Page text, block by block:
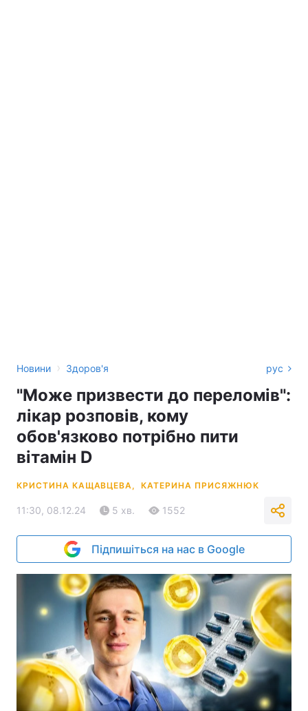
Новини › Здоров'я рус
"Може призвести до переломів":
лікар розповів, кому
обов'язково потрібно пити
вітамін D
КРИСТИНА КАЩАВЦЕВА, КАТЕРИНА ПРИСЯЖНЮК
11:30, 08.12.24 5 хв. 1552
Підпишіться на нас в Google